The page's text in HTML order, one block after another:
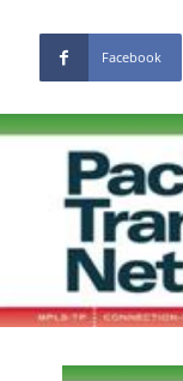
Facebook